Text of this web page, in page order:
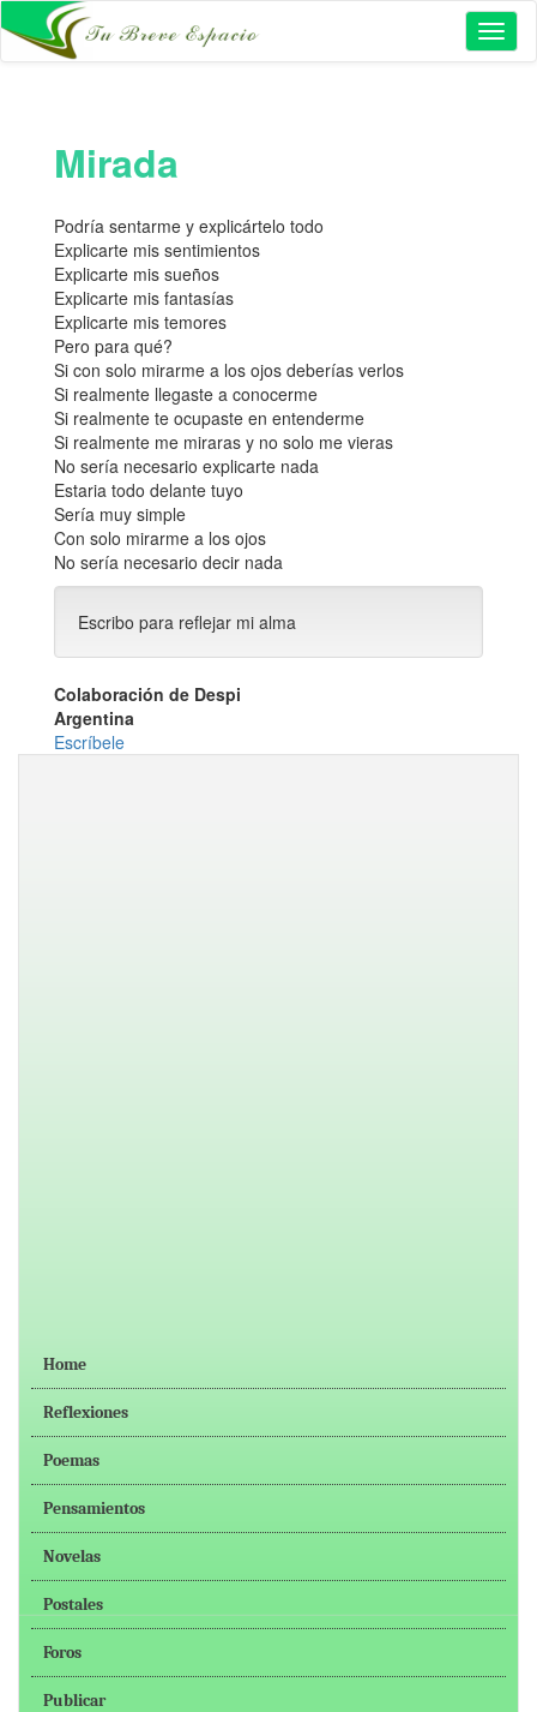
Mirada
Podría sentarme y explicártelo todo
Explicarte mis sentimientos
Explicarte mis sueños
Explicarte mis fantasías
Explicarte mis temores
Pero para qué?
Si con solo mirarme a los ojos deberías verlos
Si realmente llegaste a conocerme
Si realmente te ocupaste en entenderme
Si realmente me miraras y no solo me vieras
No sería necesario explicarte nada
Estaria todo delante tuyo
Sería muy simple
Con solo mirarme a los ojos
No sería necesario decir nada
Escribo para reflejar mi alma
Colaboración de Despi
Argentina
Escríbele
Home
Reflexiones
Poemas
Pensamientos
Novelas
Postales
Foros
Publicar